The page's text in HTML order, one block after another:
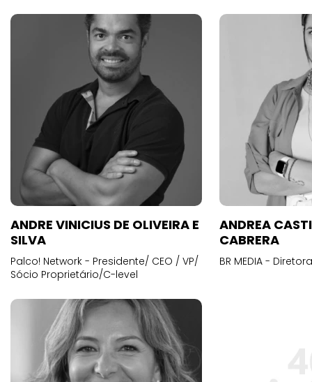
ANDRE VINICIUS DE OLIVEIRA E
SILVA
Palco! Network - Presidente/ CEO / VP/
Sócio Proprietário/C-level
ANDREA
CABRERA
BR MEDIA -